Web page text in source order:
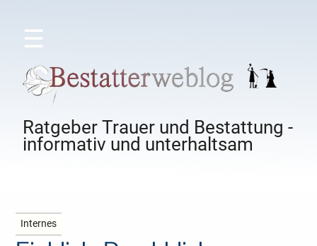
☰
Ratgeber Trauer und Bestattung -
informativ und unterhaltsam
Internes